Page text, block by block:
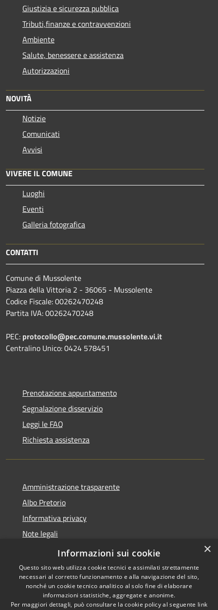
Giustizia e sicurezza pubblica
Tributi,finanze e contravvenzioni
Ambiente
Salute, benessere e assistenza
Autorizzazioni
NOVITÀ
Notizie
Comunicati
Avvisi
VIVERE IL COMUNE
Luoghi
Eventi
Galleria fotografica
CONTATTI
Comune di Mussolente
Piazza della Vittoria 2 - 36065 - Mussolente
Codice Fiscale: 00262470248
Partita IVA: 00262470248
PEC: protocollo@pec.comune.mussolente.vi.it
Centralino Unico: 0424 578451
Prenotazione appuntamento
Segnalazione disservizio
Leggi le FAQ
Richiesta assistenza
Amministrazione trasparente
Albo Pretorio
Informativa privacy
Note legali
Dichiarazione di accessibilità
Copyright © 2026 • Comune di
×
Informazioni sui cookie
Questo sito web utilizza cookie tecnici e assimilati strettamente
necessari al corretto funzionamento e alla navigazione del sito,
nonché un cookie tecnico analitico al solo fine di elaborare
informazioni statistiche, aggregate e anonime.
Per maggiori dettagli, può consultare la cookie policy al seguente link